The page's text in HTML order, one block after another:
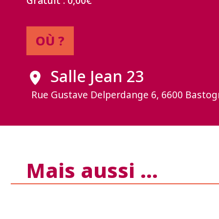
OÙ ?
Salle Jean 23
Rue Gustave Delperdange 6, 6600
Mais aussi …